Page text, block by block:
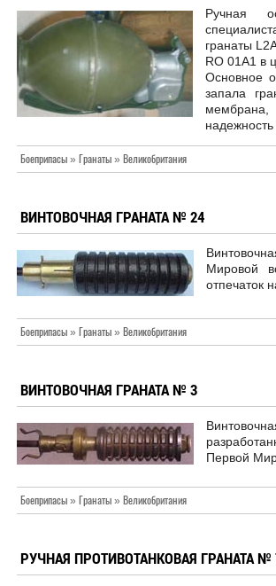
Ручная
гранаты
RO 01A1 в
Основное
запала
Боеприпасы » Гранаты » Великобритания
ВИНТОВОЧНАЯ ГРАНАТА № 24
Мировой
отпечаток
Боеприпасы » Гранаты » Великобритания
ВИНТОВОЧНАЯ ГРАНАТА № 3
Первой
Боеприпасы » Гранаты » Великобритания
РУЧНАЯ ПРОТИВОТАНКОВАЯ ГРАНАТА №